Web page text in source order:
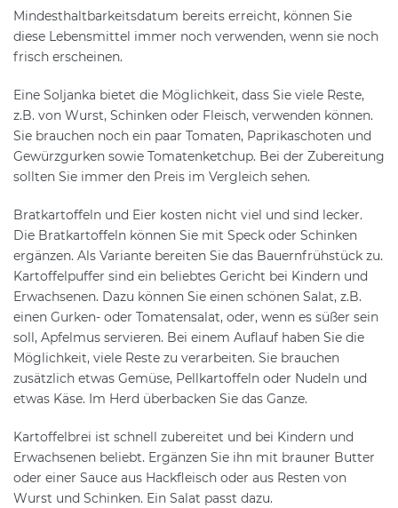
Mindesthaltbarkeitsdatum bereits erreicht, können Sie
diese Lebensmittel immer noch verwenden, wenn sie noch
frisch erscheinen.
Eine Soljanka bietet die Möglichkeit, dass Sie viele Reste,
z.B. von Wurst, Schinken oder Fleisch, verwenden können.
Sie brauchen noch ein paar Tomaten, Paprikaschoten und
Gewürzgurken sowie Tomatenketchup. Bei der Zubereitung
sollten Sie immer den Preis im Vergleich sehen.
Bratkartoffeln und Eier kosten nicht viel und sind lecker.
Die Bratkartoffeln können Sie mit Speck oder Schinken
ergänzen. Als Variante bereiten Sie das Bauernfrühstück zu.
Kartoffelpuffer sind ein beliebtes Gericht bei Kindern und
Erwachsenen. Dazu können Sie einen schönen Salat, z.B.
einen Gurken- oder Tomatensalat, oder, wenn es süßer sein
soll, Apfelmus servieren. Bei einem Auflauf haben Sie die
Möglichkeit, viele Reste zu verarbeiten. Sie brauchen
zusätzlich etwas Gemüse, Pellkartoffeln oder Nudeln und
etwas Käse. Im Herd überbacken Sie das Ganze.
Kartoffelbrei ist schnell zubereitet und bei Kindern und
Erwachsenen beliebt. Ergänzen Sie ihn mit brauner Butter
oder einer Sauce aus Hackfleisch oder aus Resten von
Wurst und Schinken. Ein Salat passt dazu.